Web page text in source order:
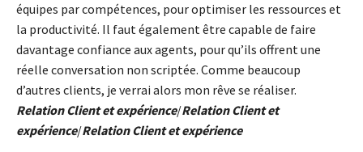
équipes par compétences, pour optimiser les ressources et
la productivité. Il faut également être capable de faire
davantage confiance aux agents, pour qu’ils offrent une
réelle conversation non scriptée. Comme beaucoup
d’autres clients, je verrai alors mon rêve se réaliser.
Relation Client et expérience/Relation Client et
expérience/Relation Client et expérience